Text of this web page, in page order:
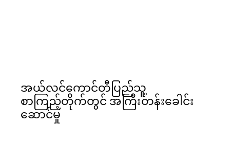
အယ်လင်ကောင်တီပြည်သူ့
စာကြည့်တိုက်တွင် အကြီးတန်းခေါင်း
ဆောင်မှု